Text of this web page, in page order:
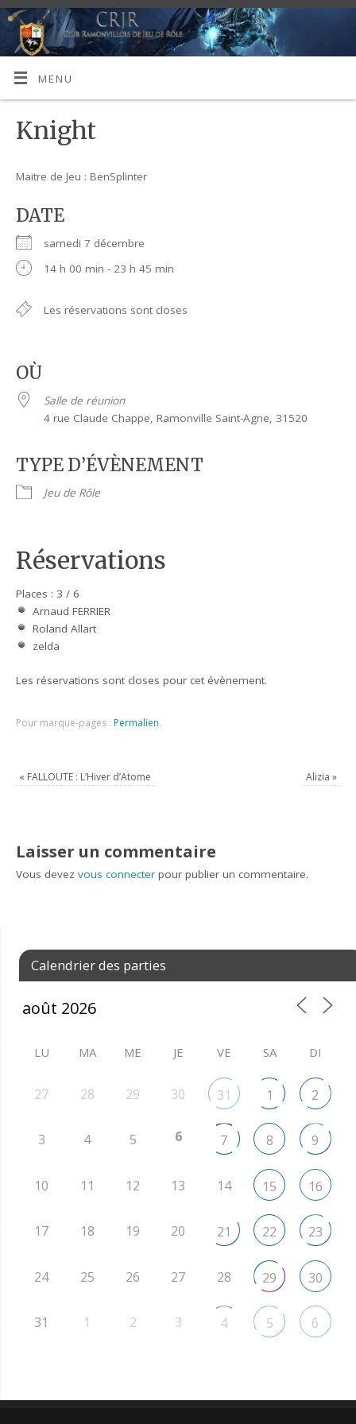
MENU
Knight
Maitre de Jeu : BenSplinter
DATE
samedi 7 décembre
14 h 00 min - 23 h 45 min
Les réservations sont closes
OÙ
Salle de réunion
4 rue Claude Chappe, Ramonville Saint-Agne, 31520
TYPE D’ÉVÈNEMENT
Jeu de Rôle
Réservations
Places : 3 / 6
Arnaud FERRIER
Roland Allart
zelda
Les réservations sont closes pour cet évènement.
Pour marque-pages : Permalien.
« FALLOUTE : L’Hiver d’Atome Alizia »
Laisser un commentaire
Vous devezvous connecter pour publier un commentaire.
Calendrier des parties
LU MA ME JE VE SA DI
27 28 29 30 31 1 2
3 4 5 6 7 8 9
10 11 12 13 14 15 16
17 18 19 20 21 22 23
24 25 26 27 28 29 30
31 1 2 3 4 5 6